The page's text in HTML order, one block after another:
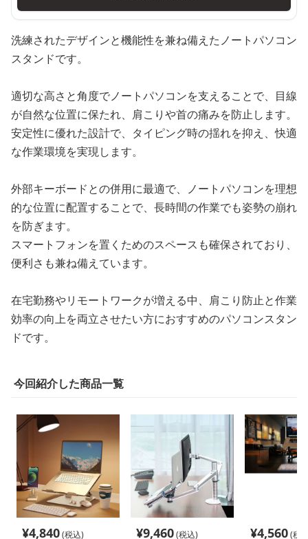
洗練されたデザインと機能性を兼ね備えたノートパソコン
スタンドです。
適切な高さと角度でノートパソコンを支えることで、目線
が自然な位置に保たれ、肩こりや首の痛みを防止します。
安定性に優れた設計で、タイピング時の揺れを抑え、快適
な作業環境を実現します。
外部キーボードとの併用に最適で、ノートパソコンを理想
的な位置に配置することで、長時間の作業でも姿勢の崩れ
を防ぎます。
スマートフォンを置くためのスペースも確保されており、
便利さも兼ね備えています。
在宅勤務やリモートワークが増える中、肩こり防止と作業
効率の向上を両立させたい方におすすめのパソコンスタン
ドです。
今回紹介した商品一覧
¥4,840(税込)
¥9,460(税込)
¥4,560(税